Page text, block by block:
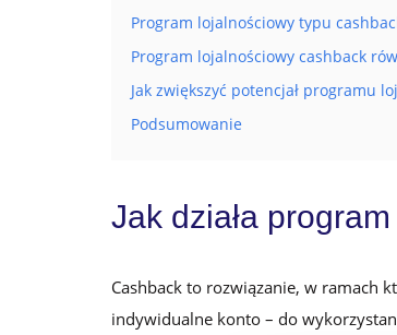
Program lojalnościowy typu
Program lojalnościowy cashback
Jak zwiększyć potencjał programu
Podsumowanie
Jak działa
Cashback to rozwiązanie, w ramach
indywidualne konto – do